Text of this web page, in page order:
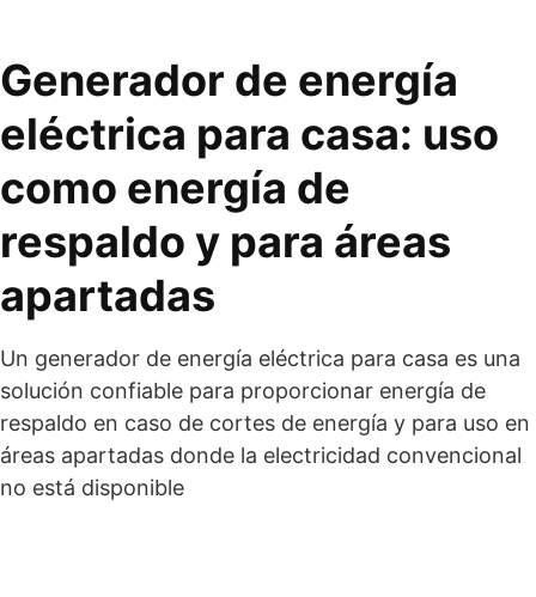
Generador de energía
eléctrica para casa: uso
como energía de
respaldo y para áreas
apartadas
Un generador de energía eléctrica para casa es una
solución confiable para proporcionar energía de
respaldo en caso de cortes de energía y para uso en
áreas apartadas donde la electricidad convencional
no está disponible